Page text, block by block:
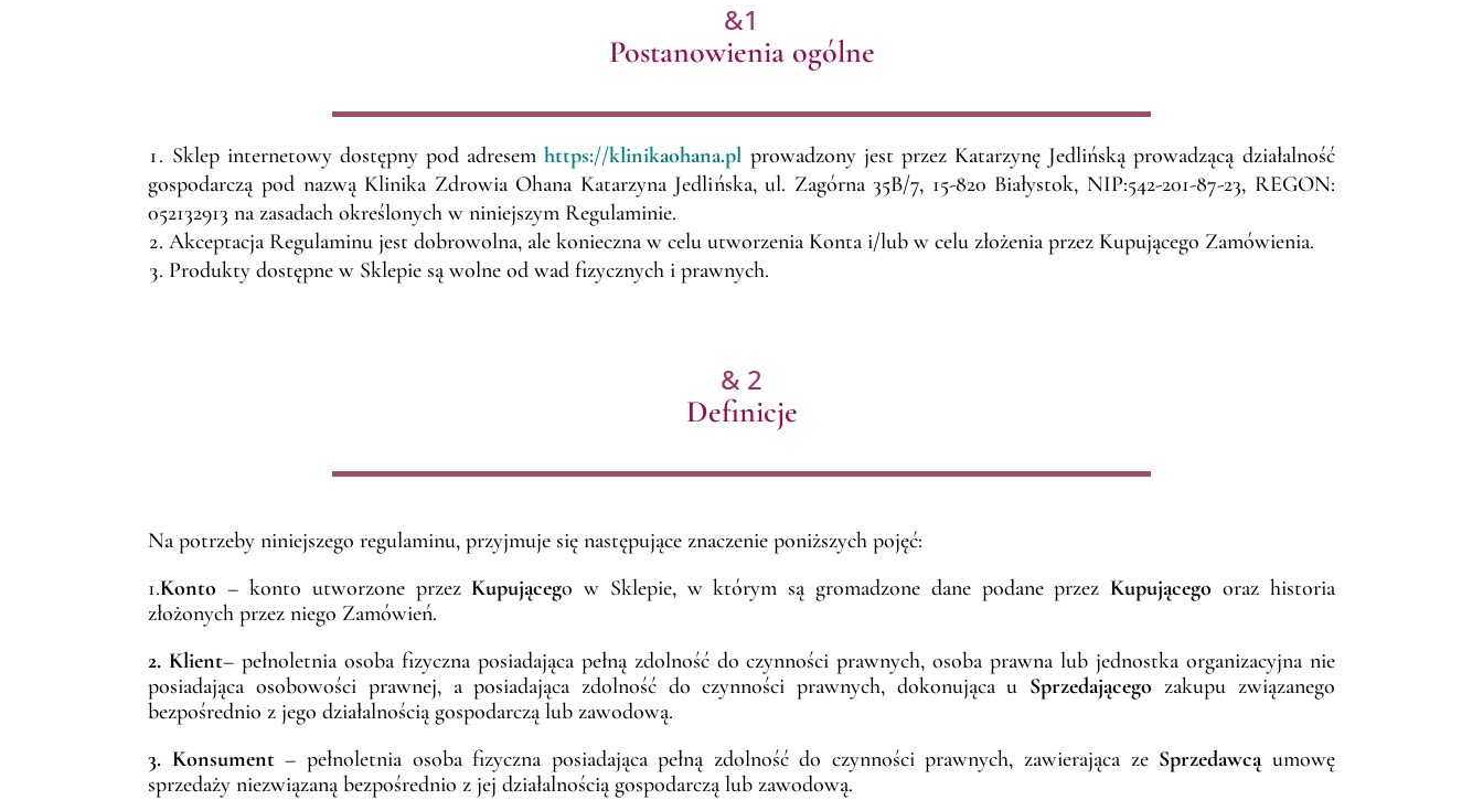
&1
Postanowienia ogólne
Sklep internetowy dostępny pod adresem https://klinikaohana.pl prowadzony jest przez Katarzynę Jedlińską prowadzącą działalność
gospodarczą pod nazwą Klinika Zdrowia Ohana Katarzyna Jedlińska, ul. Zagórna 35B/7, 15-820 Białystok, NIP:542-201-87-23, REGON:
052132913 na zasadach określonych w niniejszym Regulaminie.
Akceptacja Regulaminu jest dobrowolna, ale konieczna w celu utworzenia Konta i/lub w celu złożenia przez Kupującego Zamówienia.
Produkty dostępne w Sklepie są wolne od wad fizycznych i prawnych.
& 2
Definicje
Na potrzeby niniejszego regulaminu, przyjmuje się następujące znaczenie poniższych pojęć:
1.Konto – konto utworzone przezKupującego w Sklepie, w którym są gromadzone dane podane przezKupującego oraz historia
złożonych przez niego Zamówień.
2. Klient– pełnoletnia osoba fizyczna posiadająca pełną zdolność do czynności prawnych, osoba prawna lub jednostka organizacyjna nie
posiadająca osobowości prawnej, a posiadająca zdolność do czynności prawnych, dokonująca u Sprzedającego zakupu związanego
bezpośrednio z jego działalnością gospodarczą lub zawodową.
3. Konsument– pełnoletnia osoba fizyczna posiadająca pełną zdolność do czynności prawnych, zawierająca ze Sprzedawcąumowę
sprzedaży niezwiązaną bezpośrednio z jej działalnością gospodarczą lub zawodową.